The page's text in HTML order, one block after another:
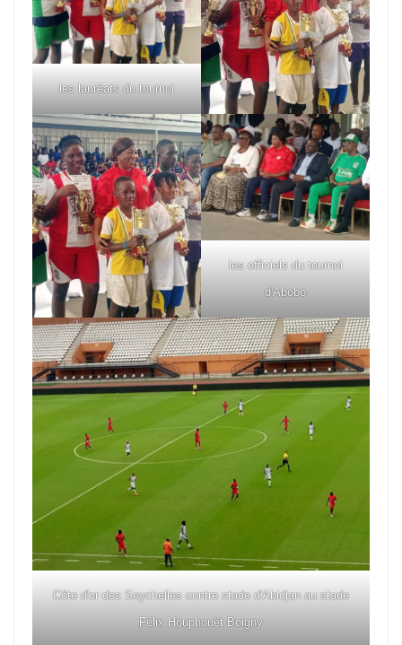
les lauréats du tournoi
les officiels du tournoi
d'Abobo
Côte d'or des Seychelles contre stade d'Abidjan au stade
Félix Houphouët Boigny